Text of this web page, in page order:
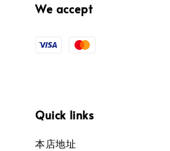
We accept
Quick links
本店地址